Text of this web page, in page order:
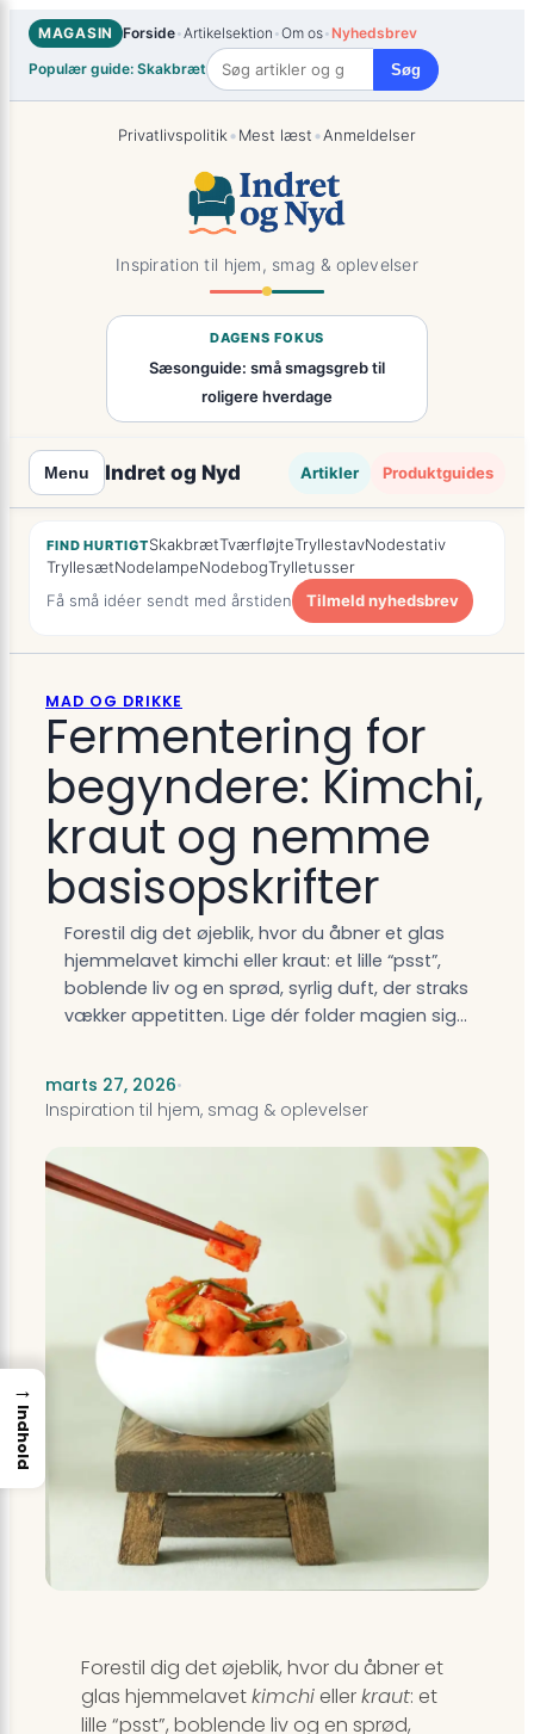
Spring
indhold
MAGASIN Forside•Artikelsektion •Om os• Nyhedsbrev
Populær guide: Skakbræt
Søg
Privatlivspolitik•Mest læst•Anmeldelser
Inspiration til hjem, smag & oplevelser
DAGENS FOKUS
Sæsonguide: små smagsgreb til
roligere hverdage
Menu Indret og Nyd Artikler Produktguides
FIND HURTIGTSkakbrætTværfløjteTryllestavNodestativ
TryllesætNodelampeNodebogTrylletusser
Få små idéer sendt med årstiden
Tilmeld nyhedsbrev
MAD OG DRIKKE
Fermentering for
begyndere: Kimchi,
kraut og nemme
basisopskrifter
Forestil dig det øjeblik, hvor du åbner et glas
hjemmelavet kimchi eller kraut: et lille “psst”,
boblende liv og en sprød, syrlig duft, der straks
vækker appetitten. Lige dér folder magien sig…
marts 27, 2026•
Inspiration til hjem, smag & oplevelser
Forestil dig det øjeblik, hvor du åbner et
glas hjemmelavetkimchiellerkraut: et
lille “psst”, boblende liv og en sprød,
→
Indhold